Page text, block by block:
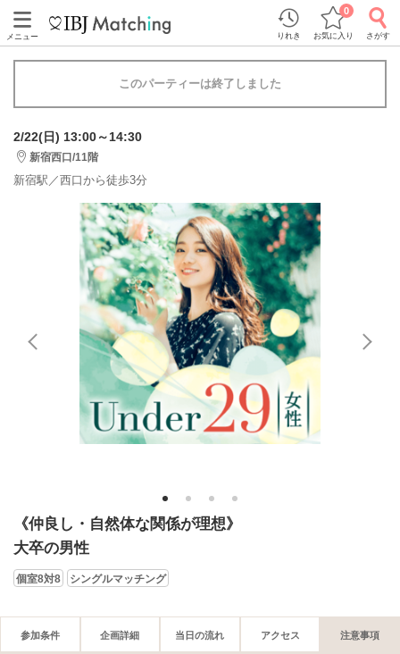
メニュー りれき お気に入り
0
さがす
このパーティーは終了しました
2/22(日) 13:00～14:30
新宿西口/11階
新宿駅／西口から徒歩3分
1 2 3 4
《仲良し・自然体な関係が理想》
大卒の男性
個室8対8 シングルマッチング
参加条件 企画詳細 当日の流れ アクセス 注意事項